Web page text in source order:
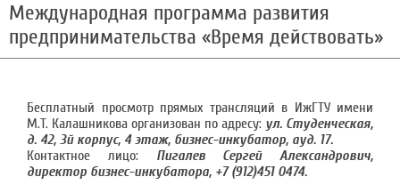
Международная программа развития
предпринимательства «Время действовать»
Бесплатный просмотр прямых трансляций в ИжГТУ имени
М.Т. Калашникова организован по адресу: ул. Студенческая,
д. 42, 3й корпус, 4 этаж, бизнес-инкубатор, ауд. 17.
Контактное лицо: Пигалев Сергей Александрович,
директор бизнес-инкубатора, +7 (912)451 0474.